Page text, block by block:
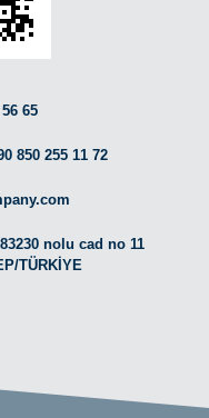
65
850 255 11 72
nolu cad no 11
TÜRKİYE